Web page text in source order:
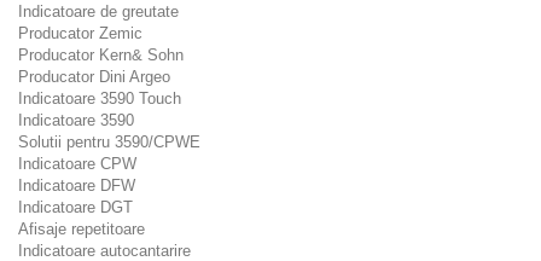
Indicatoare de greutate
Producator Zemic
Producator Kern& Sohn
Producator Dini Argeo
Indicatoare 3590 Touch
Indicatoare 3590
Solutii pentru 3590/CPWE
Indicatoare CPW
Indicatoare DFW
Indicatoare DGT
Afisaje repetitoare
Indicatoare autocantarire